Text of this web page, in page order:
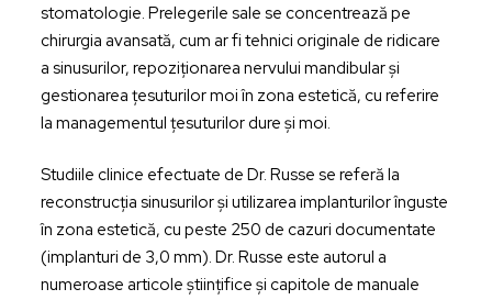
stomatologie. Prelegerile sale se concentrează pe
chirurgia avansată, cum ar fi tehnici originale de ridicare
a sinusurilor, repoziționarea nervului mandibular și
gestionarea țesuturilor moi în zona estetică, cu referire
la managementul țesuturilor dure și moi.
Studiile clinice efectuate de Dr. Russe se referă la
reconstrucția sinusurilor și utilizarea implanturilor înguste
în zona estetică, cu peste 250 de cazuri documentate
(implanturi de 3,0 mm). Dr. Russe este autorul a
numeroase articole științifice și capitole de manuale